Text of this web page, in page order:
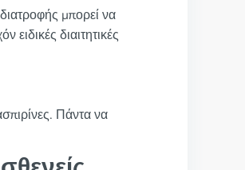
μπορεί να
διαιτητικές
Πάντα να